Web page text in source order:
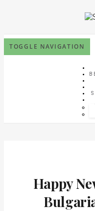
TOGGLE NAVIGATION
Happy